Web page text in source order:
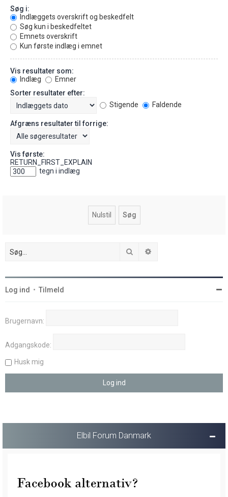
Søg i:
Indlæggets overskrift og beskedfelt
Søg kun i beskedfeltet
Emnets overskrift
Kun første indlæg i emnet
Vis resultater som:
Indlæg
Emner
Sorter resultater efter:
Stigende
Faldende
Afgræns resultater til forrige:
Vis første:
RETURN_FIRST_EXPLAIN
tegn i indlæg
Søg
Log ind • Tilmeld
Brugernavn:
Adgangskode:
Husk mig
Elbil Forum Danmark